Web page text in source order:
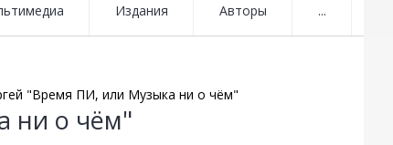
Издания Авторы ...
"Время ПИ, или Музыка ни о чём"
ни о чём"